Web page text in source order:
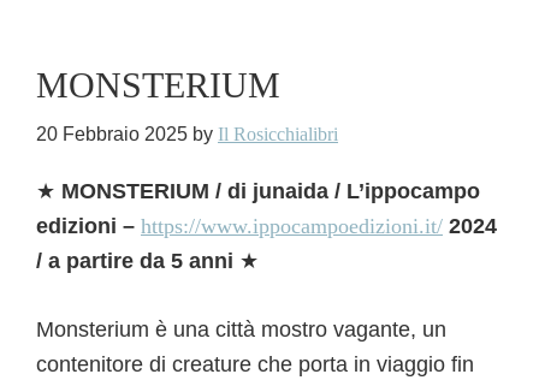
MONSTERIUM
20 Febbraio 2025 by Il Rosicchialibri
★ MONSTERIUM / di junaida / L’ippocampo
edizioni – https://www.ippocampoedizioni.it/ 2024
/ a partire da 5 anni ★
Monsterium è una città mostro vagante, un
contenitore di creature che porta in viaggio fin